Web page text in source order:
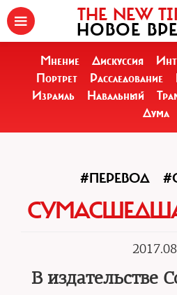
THE NEW
НОВОЕ
Мнение Дискуссия
Портрет
Расследование
Израиль
Навальный
Дума
#ПЕРЕВОД
В издательстве